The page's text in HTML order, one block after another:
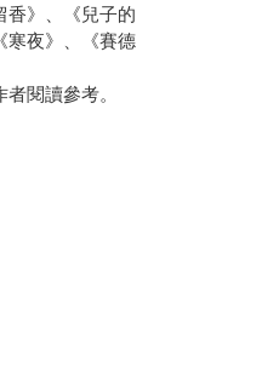
香》、《兒子的
寒夜》、《賽德
閱讀參考。